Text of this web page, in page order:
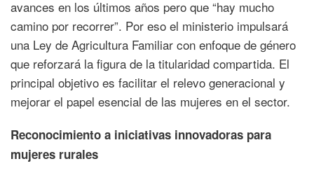
avances en los últimos años pero que “hay mucho
camino por recorrer”. Por eso el ministerio impulsará
una Ley de Agricultura Familiar con enfoque de género
que reforzará la figura de la titularidad compartida. El
principal objetivo es facilitar el relevo generacional y
mejorar el papel esencial de las mujeres en el sector.
Reconocimiento a iniciativas innovadoras para
mujeres rurales